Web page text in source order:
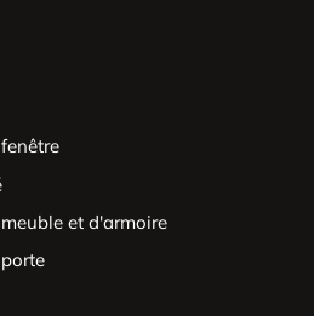
et d'armoire